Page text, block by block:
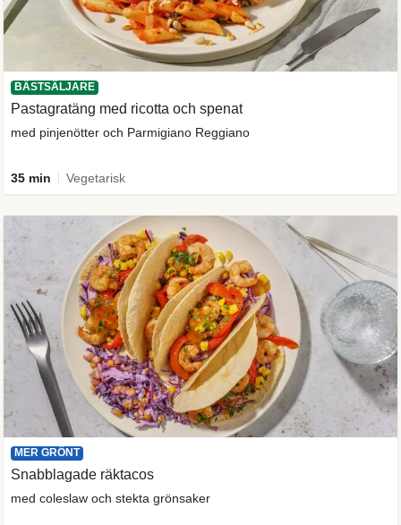
BÄSTSÄLJARE
Pastagratäng med ricotta och spenat
med pinjenötter och Parmigiano Reggiano
35 min Vegetarisk
MER GRÖNT
Snabblagade räktacos
med coleslaw och stekta grönsaker